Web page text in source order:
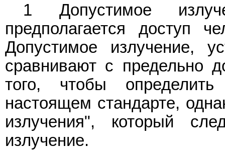
1 Допустимое
предполагается доступ
Допустимое излучение,
сравнивают с предельно
того, чтобы
настоящем стандарте,
излучения", который
излучение.